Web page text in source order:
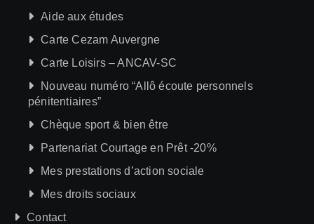
Aide aux études
Carte Cezam Auvergne
Carte Loisirs – ANCAV-SC
Nouveau numéro “Allô écoute personnels
pénitentiaires”
Chèque sport & bien être
Partenariat Courtage en Prêt -20%
Mes prestations d’action sociale
Mes droits sociaux
Contact